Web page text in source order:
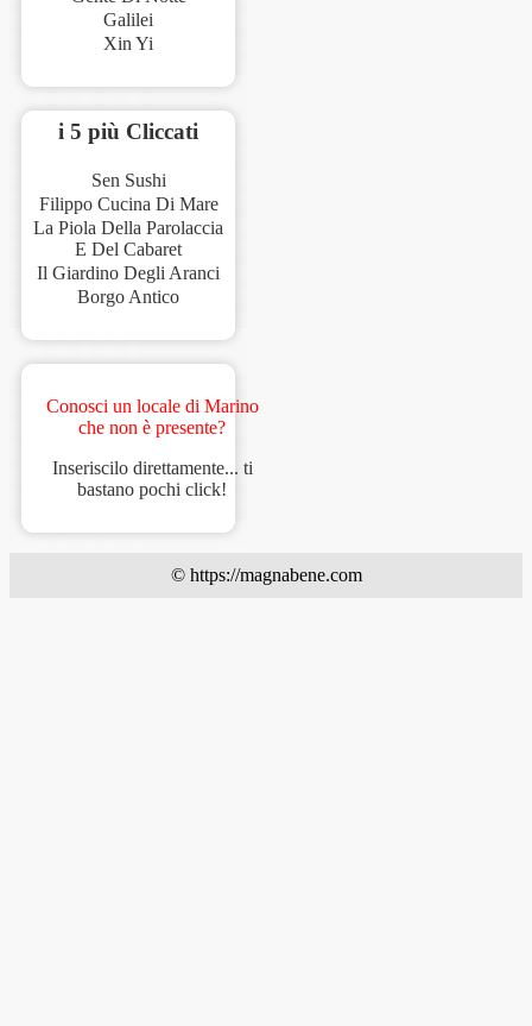
Galilei
Xin Yi
i 5 più Cliccati
Sen Sushi
Filippo Cucina Di Mare
La Piola Della Parolaccia
E Del Cabaret
Il Giardino Degli Aranci
Borgo Antico
Conosci un locale di Marino
che non è presente?
Inseriscilo direttamente... ti
bastano pochi click!
© https://magnabene.com